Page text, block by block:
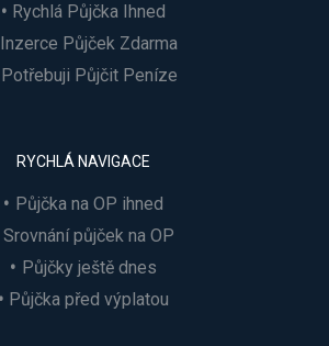
Rychlá Půjčka Ihned
Inzerce Půjček Zdarma
Potřebuji Půjčit Peníze
RYCHLÁ NAVIGACE
Půjčka na OP ihned
Srovnání půjček na OP
Půjčky ještě dnes
Půjčka před výplatou